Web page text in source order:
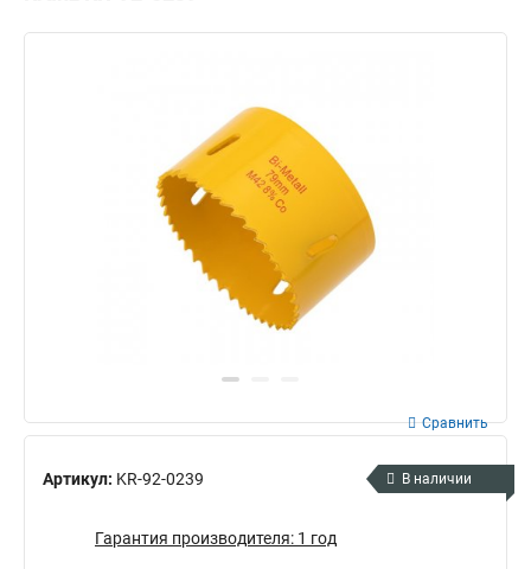
Артикул: KR-92-0239
Сравнить
В наличии
Гарантия производителя: 1 год